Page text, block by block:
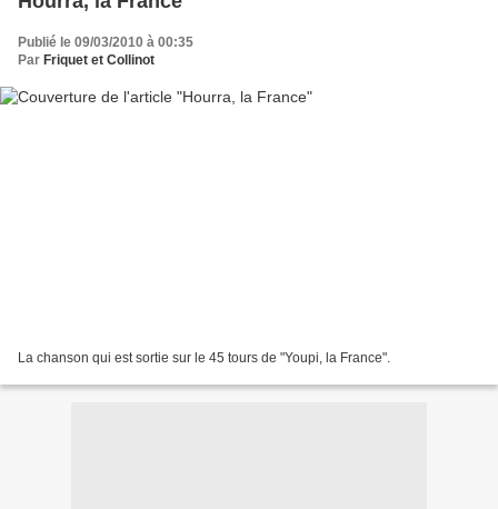
Publié le 09/03/2010 à 00:35
Par Friquet et Collinot
La chanson qui est sortie sur le 45 tours de "Youpi, la France".